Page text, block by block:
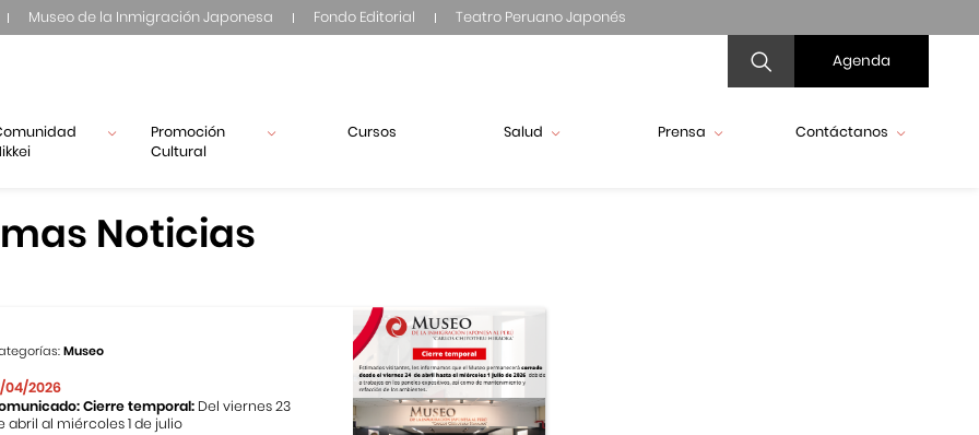
Museo de la Inmigración Japonesa Fondo Editorial Teatro Peruano Japonés
Agenda
Promoción
Cultural
Cursos Salud Prensa Contáctanos
Noticias
Museo
04/2026
Cierre temporal: Del viernes 23
abril al miércoles 1 de julio